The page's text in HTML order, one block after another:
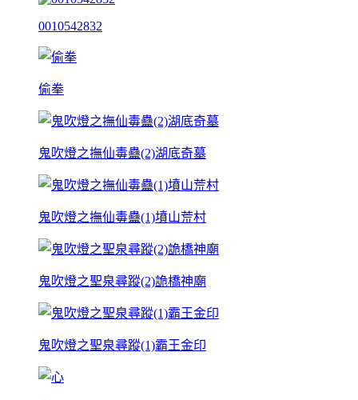
0010542832
偷拳
鬼吹燈之撫仙毒蠱(2)湖底奇墓
鬼吹燈之撫仙毒蠱(1)墳山荒村
鬼吹燈之聖泉尋蹤(2)詭橋神廟
鬼吹燈之聖泉尋蹤(1)霸王金印